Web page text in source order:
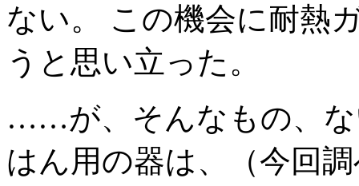
ない。 この機会に耐熱
うと思い立った。
……が、そんなもの、な
はん用の器は、（今回